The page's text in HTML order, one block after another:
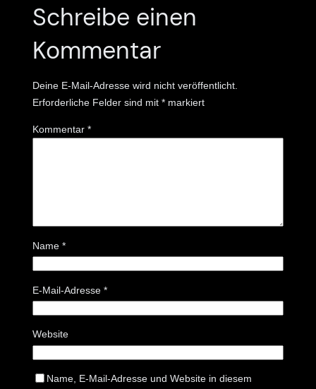
Schreibe einen
Kommentar
Deine E-Mail-Adresse wird nicht veröffentlicht.
Erforderliche Felder sind mit * markiert
Kommentar *
Name *
E-Mail-Adresse *
Website
Name, E-Mail-Adresse und Website in diesem